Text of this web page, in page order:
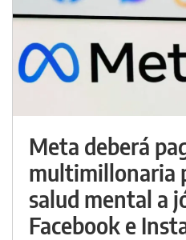
Meta deberá
multimillonaria
salud mental a
Facebook e